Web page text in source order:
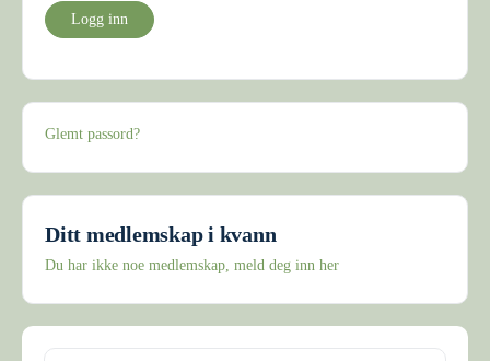
Glemt passord?
Ditt medlemskap i kvann
Du har ikke noe medlemskap, meld deg inn her